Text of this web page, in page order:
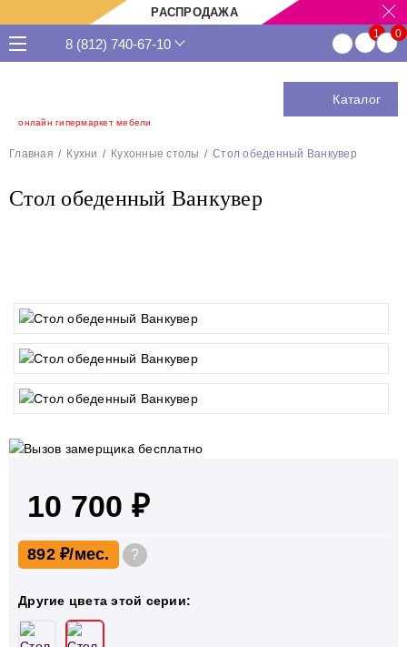
РАСПРОДАЖА
онлайн гипермаркет мебели
8 (812) 740-67-10
Каталог
Главная Кухни Кухонные столы Стол обеденный Ванкувер
Стол обеденный Ванкувер
10 700 ₽
892 ₽ ?
Другие цвета этой серии: